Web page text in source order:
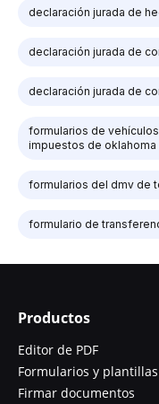
declaración jurada de
declaración jurada de
declaración jurada de
formularios de
impuestos de oklahoma
formularios del dmv de
formulario de
Productos
Editor de PDF
Formularios y plantillas
Firmar documentos